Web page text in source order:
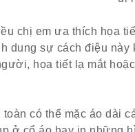
chị em ưa thích họa
dung sự cách điệu
họa tiết lạ mắt
toàn có thể mặc áo dài